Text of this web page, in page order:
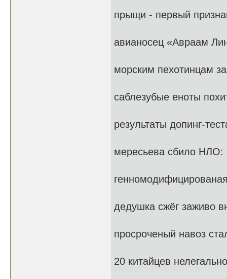
прыщи - первый
авианосец «Авраам
морским пехотинцам
саблезубые еноты
результаты допинг-
мересьева сбило НЛО:
дедушка сжёг заживо
просроченый навоз
20 китайцев